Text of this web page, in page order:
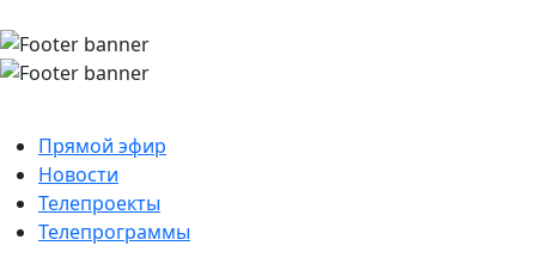
Прямой эфир
Новости
Телепроекты
Телепрограммы